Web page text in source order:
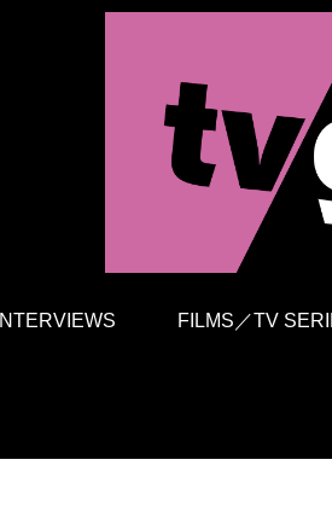
INTERVIEWS FILMS／TV